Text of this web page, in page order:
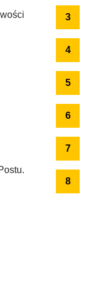
3
4
5
6
7
8